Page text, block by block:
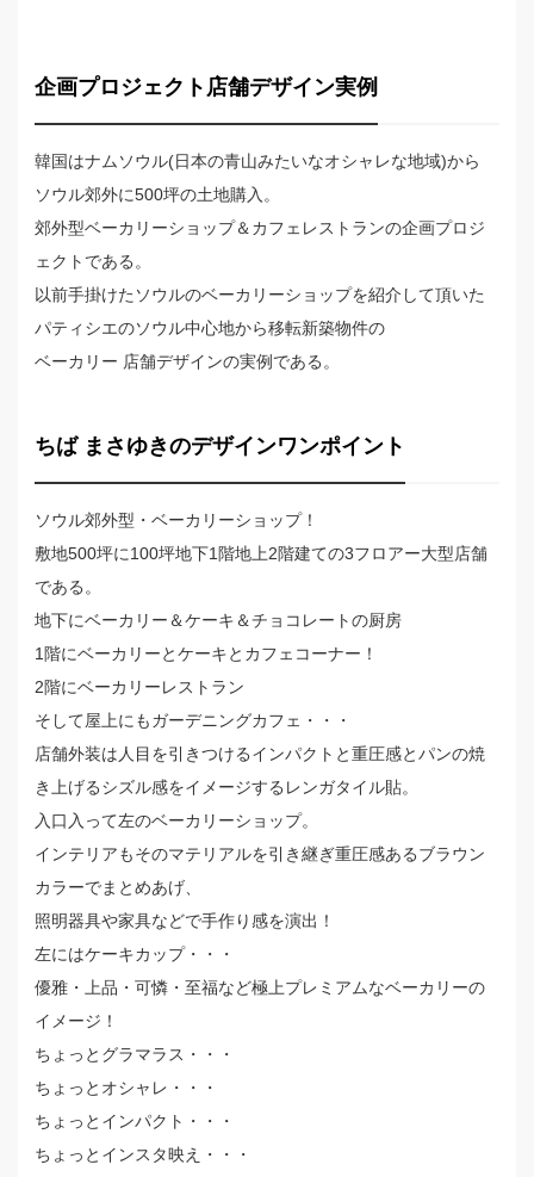
企画プロジェクト店舗デザイン実例
韓国はナムソウル(日本の青山みたいなオシャレな地域)から
ソウル郊外に500坪の土地購入。
郊外型ベーカリーショップ＆カフェレストランの企画プロジ
ェクトである。
以前手掛けたソウルのベーカリーショップを紹介して頂いた
パティシエのソウル中心地から移転新築物件の
ベーカリー 店舗デザインの実例である。
ちば まさゆきのデザインワンポイント
ソウル郊外型・ベーカリーショップ！
敷地500坪に100坪地下1階地上2階建ての3フロアー大型店舗
である。
地下にベーカリー＆ケーキ＆チョコレートの厨房
1階にベーカリーとケーキとカフェコーナー！
2階にベーカリーレストラン
そして屋上にもガーデニングカフェ・・・
店舗外装は人目を引きつけるインパクトと重圧感とパンの焼
き上げるシズル感をイメージするレンガタイル貼。
入口入って左のベーカリーショップ。
インテリアもそのマテリアルを引き継ぎ重圧感あるブラウン
カラーでまとめあげ、
照明器具や家具などで手作り感を演出！
左にはケーキカップ・・・
優雅・上品・可憐・至福など極上プレミアムなベーカリーの
イメージ！
ちょっとグラマラス・・・
ちょっとオシャレ・・・
ちょっとインパクト・・・
ちょっとインスタ映え・・・